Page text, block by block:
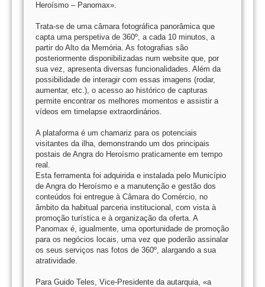
Heroísmo – Panomax».
Trata-se de uma câmara fotográfica panorâmica que
capta uma perspetiva de 360º, a cada 10 minutos, a
partir do Alto da Memória. As fotografias são
posteriormente disponibilizadas num website que, por
sua vez, apresenta diversas funcionalidades. Além da
possibilidade de interagir com essas imagens (rodar,
aumentar, etc.), o acesso ao histórico de capturas
permite encontrar os melhores momentos e assistir a
vídeos em timelapse extraordinários.
A plataforma é um chamariz para os potenciais
visitantes da ilha, demonstrando um dos principais
postais de Angra do Heroísmo praticamente em tempo
real.
Esta ferramenta foi adquirida e instalada pelo Município
de Angra do Heroísmo e a manutenção e gestão dos
conteúdos foi entregue à Câmara do Comércio, no
âmbito da habitual parceria institucional, com vista à
promoção turística e à organização da oferta. A
Panomax é, igualmente, uma oportunidade de promoção
para os negócios locais, uma vez que poderão assinalar
os seus serviços nas fotos de 360º, alargando a sua
atratividade.
Para Guido Teles, Vice-Presidente da autarquia, «a